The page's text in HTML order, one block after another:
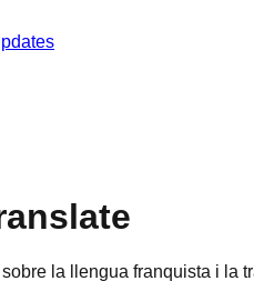
la llengua franquista i la